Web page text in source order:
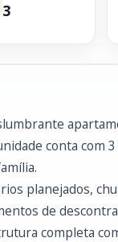
3
conta
planejados,
de
completa